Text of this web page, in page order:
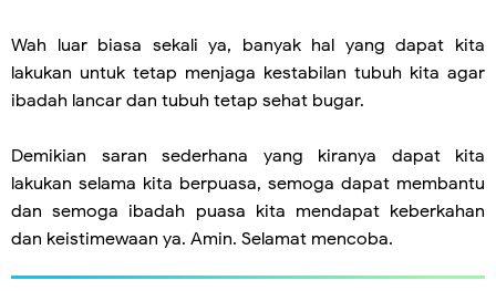
Wah luar biasa sekali ya, banyak hal yang dapat kita
lakukan untuk tetap menjaga kestabilan tubuh kita agar
ibadah lancar dan tubuh tetap sehat bugar.
Demikian saran sederhana yang kiranya dapat kita
lakukan selama kita berpuasa, semoga dapat membantu
dan semoga ibadah puasa kita mendapat keberkahan
dan keistimewaan ya. Amin. Selamat mencoba.